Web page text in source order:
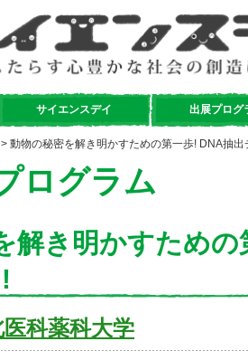
サイエンスデイ 出展プログ
> 動物の秘密を解き明かすための第一歩! DNA抽出
ログラム
解き明かすため
医科薬科大学